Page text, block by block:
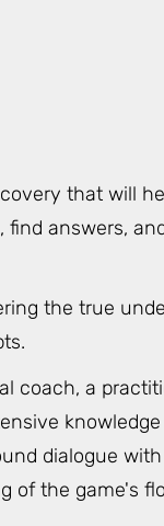
that will
answers,
the true
coach, a
dialogue
of the game's